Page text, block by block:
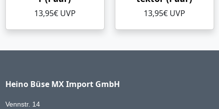
13,95€ UVP 13,95€ UVP
Heino Büse MX Import GmbH
Vennstr. 14